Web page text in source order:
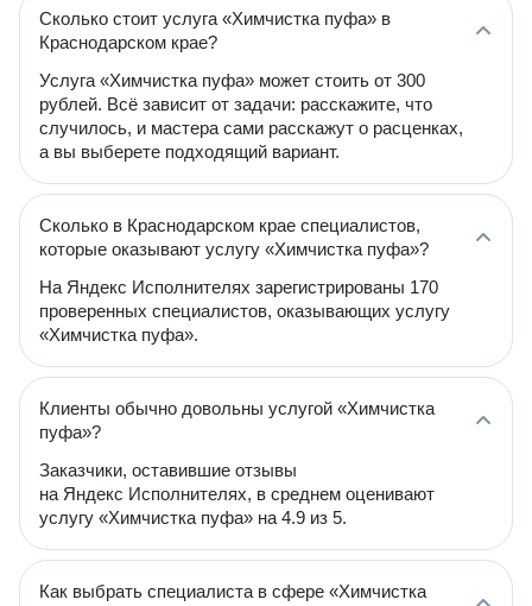
Сколько стоит услуга «Химчистка пуфа» в
Краснодарском крае?
Услуга «Химчистка пуфа» может стоить от 300
рублей. Всё зависит от задачи: расскажите, что
случилось, и мастера сами расскажут о расценках,
а вы выберете подходящий вариант.
Сколько в Краснодарском крае специалистов,
которые оказывают услугу «Химчистка пуфа»?
На Яндекс Исполнителях зарегистрированы 170
проверенных специалистов, оказывающих услугу
«Химчистка пуфа».
Клиенты обычно довольны услугой «Химчистка
пуфа»?
Заказчики, оставившие отзывы
на Яндекс Исполнителях, в среднем оценивают
услугу «Химчистка пуфа» на 4.9 из 5.
Как выбрать специалиста в сфере «Химчистка